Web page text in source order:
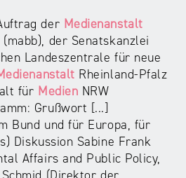
der Medienanstalt
der Senatskanzlei
Landeszentrale für neue
Rheinland-Pfalz
für Medien NRW
Grußwort [...]
Bund und für Europa, für
Diskussion Sabine Frank
Affairs and Public Policy,